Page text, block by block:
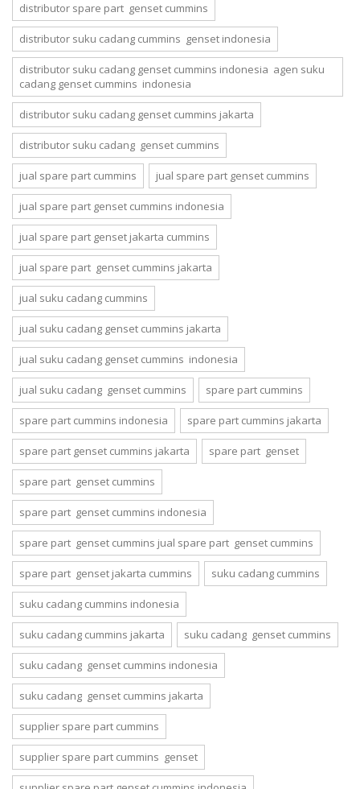
distributor spare part genset cummins
distributor suku cadang cummins genset indonesia
distributor suku cadang genset cummins indonesia agen suku
cadang genset cummins indonesia
distributor suku cadang genset cummins jakarta
distributor suku cadang genset cummins
jual spare part cummins jual spare part genset cummins
jual spare part genset cummins indonesia
jual spare part genset jakarta cummins
jual spare part genset cummins jakarta
jual suku cadang cummins
jual suku cadang genset cummins jakarta
jual suku cadang genset cummins indonesia
jual suku cadang genset cummins spare part cummins
spare part cummins indonesia spare part cummins jakarta
spare part genset cummins jakarta spare part genset
spare part genset cummins
spare part genset cummins indonesia
spare part genset cummins jual spare part genset cummins
spare part genset jakarta cummins suku cadang cummins
suku cadang cummins indonesia
suku cadang cummins jakarta suku cadang genset cummins
suku cadang genset cummins indonesia
suku cadang genset cummins jakarta
supplier spare part cummins
supplier spare part cummins genset